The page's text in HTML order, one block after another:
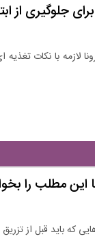
جلوگیری از
لازمه با نکات
این مطلب را
که باید قبل از تزریق